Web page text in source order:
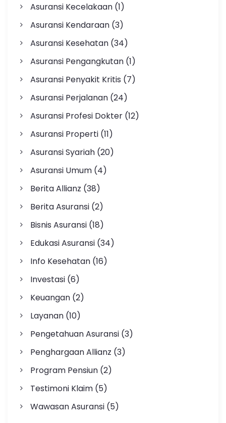
Asuransi Kecelakaan(1)
Asuransi Kendaraan(3)
Asuransi Kesehatan(34)
Asuransi Pengangkutan(1)
Asuransi Penyakit Kritis (7)
Asuransi Perjalanan(24)
Asuransi Profesi Dokter(12)
Asuransi Properti(11)
Asuransi Syariah(20)
Asuransi Umum(4)
Berita Allianz (38)
Berita Asuransi(2)
Bisnis Asuransi(18)
Edukasi Asuransi(34)
Info Kesehatan(16)
Investasi(6)
Keuangan(2)
Layanan(10)
Pengetahuan Asuransi(3)
Penghargaan Allianz (3)
Program Pensiun(2)
Testimoni Klaim(5)
Wawasan Asuransi(5)